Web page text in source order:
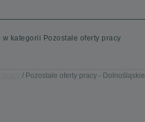
kategorii Pozostałe oferty pracy
Pozostałe oferty pracy - Dolnośląskie